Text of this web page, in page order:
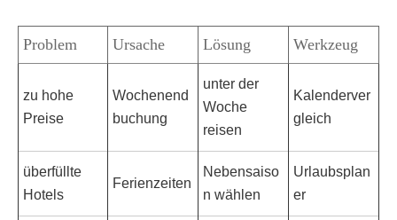
Problem Ursache Lösung Werkzeug
zu hohe
Preise
Wochenend
buchung
unter der
Woche
reisen
Kalenderver
gleich
überfüllte
Hotels
Ferienzeiten
Nebensaiso
n wählen
Urlaubsplan
er